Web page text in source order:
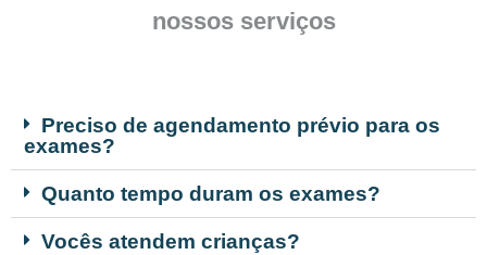
nossos serviços
Preciso de agendamento prévio para os
exames?
Quanto tempo duram os exames?
Vocês atendem crianças?